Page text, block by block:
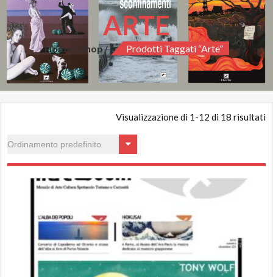
ARTE
Home Shop Prodotti Taggati “arte”
Visualizzazione di 1-12 di 18 risultati